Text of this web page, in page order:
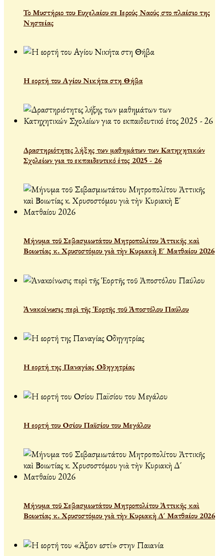
Το Μυστήριο του Ευχελαίου σε Ιερούς Ναούς στο πλαίσιο της
Νηστείας
Η εορτή του Αγίου Νικήτα στη Θήβα
Δραστηριότητες λήξης των μαθημάτων των Κατηχητικών
Σχολείων για το εκπαιδευτικό έτος 2025 - 26
Μήνυμα τοῦ Σεβασμιωτάτου Μητροπολίτου Ἀττικῆς καὶ
Βοιωτίας κ. Χρυσοστόμου γιὰ τὴν Κυριακὴ Ε´ Ματθαίου 2026
Ἀνακοίνωσις περὶ τῆς Ἑορτῆς τοῦ Ἀποστόλου Παύλου
Η εορτή της Παναγίας Οδηγητρίας
Η εορτή του Οσίου Παϊσίου του Μεγάλου
Μήνυμα τοῦ Σεβασμιωτάτου Μητροπολίτου Ἀττικῆς καὶ
Βοιωτίας κ. Χρυσοστόμου γιὰ τὴν Κυριακὴ Δ´ Ματθαίου 2026